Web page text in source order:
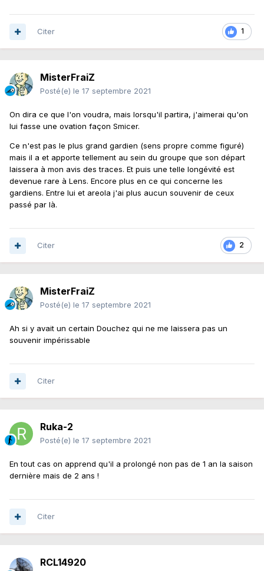
1
Citer
MisterFraiZ
Posté(e) le 17 septembre 2021
On dira ce que l'on voudra, mais lorsqu'il partira, j'aimerai qu'on
lui fasse une ovation façon Smicer.
Ce n'est pas le plus grand gardien (sens propre comme figuré)
mais il a et apporte tellement au sein du groupe que son départ
laissera à mon avis des traces. Et puis une telle longévité est
devenue rare à Lens. Encore plus en ce qui concerne les
gardiens. Entre lui et areola j'ai plus aucun souvenir de ceux
passé par là.
2
Citer
MisterFraiZ
Posté(e) le 17 septembre 2021
Ah si y avait un certain Douchez qui ne me laissera pas un
souvenir impérissable
Citer
Ruka-2
Posté(e) le 17 septembre 2021
En tout cas on apprend qu'il a prolongé non pas de 1 an la saison
dernière mais de 2 ans !
Citer
RCL14920